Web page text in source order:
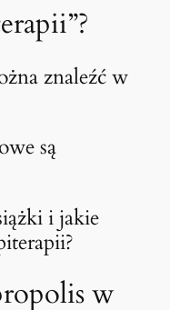
znaleźć w
są
i jakie
w